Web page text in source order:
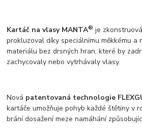
Kartáč na vlasy MANTA® je
prokluzoval díky speciálnímu měkkému a
materiálu bez drsných hran, které by
zachycovaly nebo vytrhávaly vlasy.
Nová patentovaná technologie
kartáče umožňuje pohyb každé štětiny v
brání dosažení meze namáhání